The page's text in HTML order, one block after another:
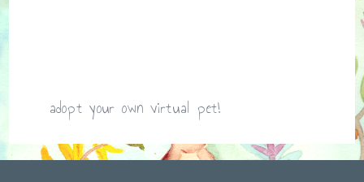
adopt your own virtual pet!